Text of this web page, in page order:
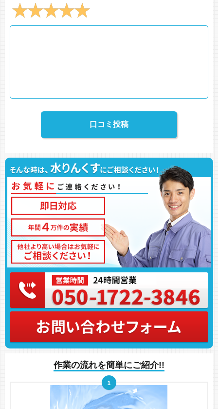
作業の流れを簡単にご紹介!!